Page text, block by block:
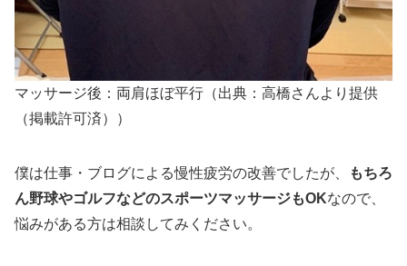
マッサージ後：両肩ほぼ平行（出典：高橋さんより提供
（掲載許可済））
僕は仕事・ブログによる慢性疲労の改善でしたが、
もちろ
ん野球やゴルフなどのスポーツマッサージもOKなので、
悩みがある方は相談してみください。